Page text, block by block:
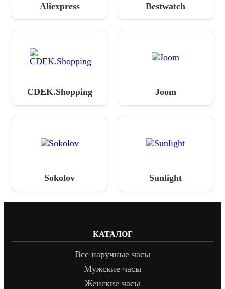
Aliexpress Bestwatch
CDEK.Shopping Joom
Sokolov Sunlight
КАТАЛОГ
Все наручные часы
Мужские часы
Женские часы